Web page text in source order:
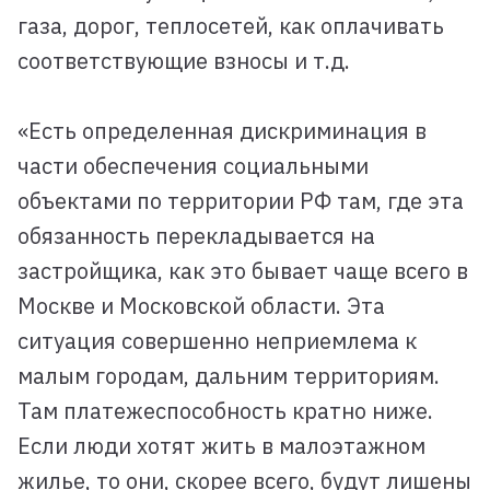
газа, дорог, теплосетей, как оплачивать
соответствующие взносы и т.д.
«Есть определенная дискриминация в
части обеспечения социальными
объектами по территории РФ там, где эта
обязанность перекладывается на
застройщика, как это бывает чаще всего в
Москве и Московской области. Эта
ситуация совершенно неприемлема к
малым городам, дальним территориям.
Там платежеспособность кратно ниже.
Если люди хотят жить в малоэтажном
жилье, то они, скорее всего, будут лишены